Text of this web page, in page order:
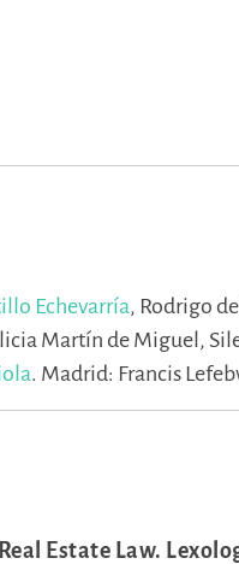
Echevarría, Rodrigo
Martín de Miguel,
. Madrid: Francis
Estate Law.